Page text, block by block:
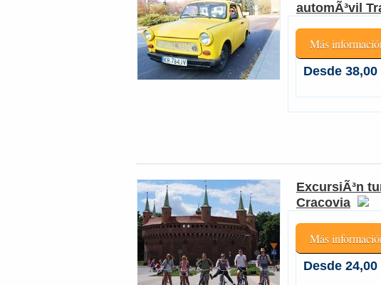
automÃ³vil
Más
Desde 38,00
ExcursiÃ³n
Cracovia
Más
Desde 24,00